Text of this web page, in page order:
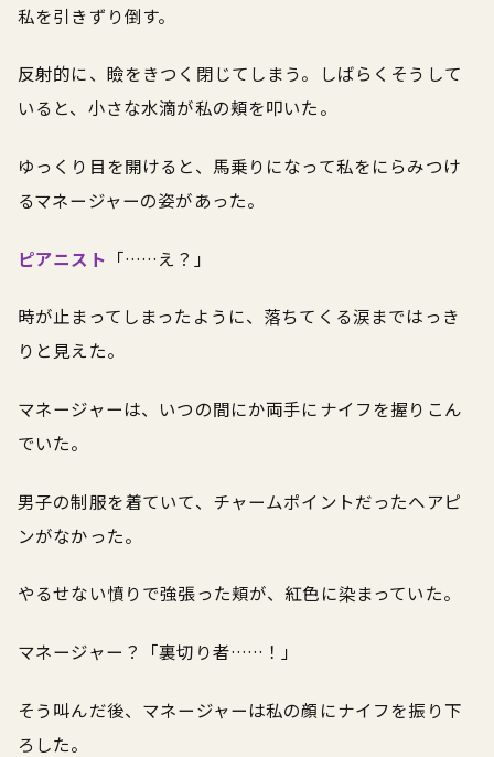
私を引きずり倒す。
反射的に、瞼をきつく閉じてしまう。しばらくそうして
いると、小さな水滴が私の頬を叩いた。
ゆっくり目を開けると、馬乗りになって私をにらみつけ
るマネージャーの姿があった。
ピアニスト 「……え？」
時が止まってしまったように、落ちてくる涙まではっき
りと見えた。
マネージャーは、いつの間にか両手にナイフを握りこん
でいた。
男子の制服を着ていて、チャームポイントだったヘアピ
ンがなかった。
やるせない憤りで強張った頬が、紅色に染まっていた。
マネージャー？「裏切り者……！」
そう叫んだ後、マネージャーは私の顔にナイフを振り下
ろした。